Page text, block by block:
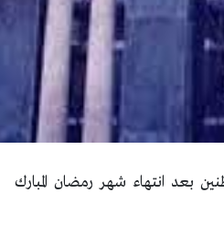
بعد انتهاء شهر رمضان المبارك